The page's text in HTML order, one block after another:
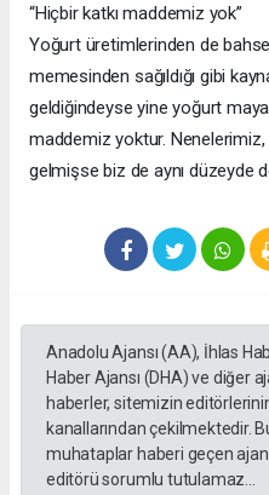
“Hiçbir katkı maddemiz yok”
Yoğurt üretimlerinden de
memesinden sağıldığı gibi
geldiğindeyse yine yoğurt
maddemiz yoktur. Nenelerimiz,
gelmişse biz de aynı düzeyde
Anadolu Ajansı (AA), İhlas
Haber Ajansı (DHA) ve diğer
haberler, sitemizin
kanallarından çekilmektedir.
muhataplar haberi geçen
editörü sorumlu tutulamaz...